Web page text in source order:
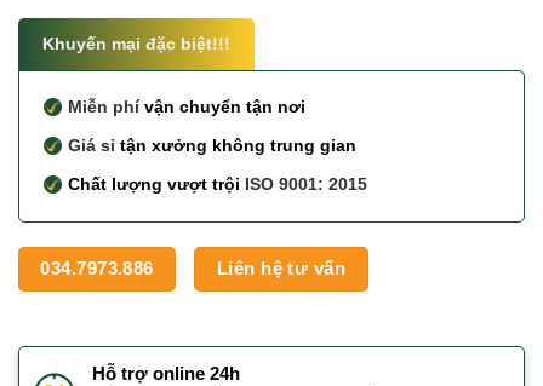
Khuyến mại đặc biệt!!!
Miễn phívận chuyển tận nơi
Giá sỉtận xưởng không trung gian
Chất lượng vượt trội ISO 9001: 2015
034.7973.886 Liên hệ tư vấn
Hỗ trợ online 24h